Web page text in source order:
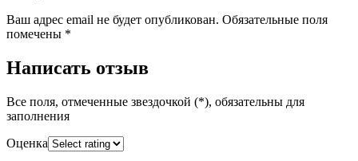
Ваш адрес email не будет опубликован. Обязательные поля
помечены *
Написать отзыв
Все поля, отмеченные звездочкой (*), обязательны для
заполнения
Оценка